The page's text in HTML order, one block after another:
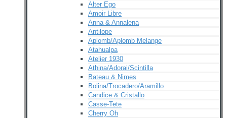
Alter Ego
Amoir Libre
Anna & Annalena
Antilope
Aplomb/Aplomb Melange
Atahualpa
Atelier 1930
Athina/Adorai/Scintilla
Bateau & Nimes
Bolina/Trocadero/Aramillo
Candice & Cristallo
Casse-Tete
Cherry Oh